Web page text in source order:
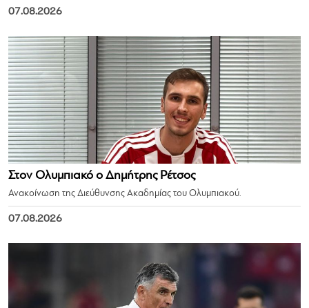
07.08.2026
Στον Ολυμπιακό ο Δημήτρης Ρέτσος
Ανακοίνωση της Διεύθυνσης Ακαδημίας του Ολυμπιακού.
07.08.2026